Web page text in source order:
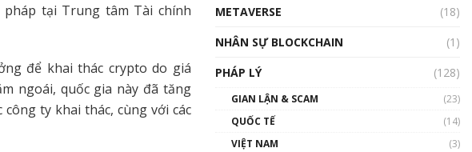
tại Trung tâm Tài chính
để khai thác crypto do giá
ngoái, quốc gia này đã tăng
ty khai thác, cùng với các
01:34:46
METAVERSE
(18)
NHÂN SỰ BLOCKCHAIN
(1)
PHÁP LÝ
(128)
GIAN LẬN & SCAM
(23)
QUỐC TẾ
(14)
VIỆT NAM
(3)